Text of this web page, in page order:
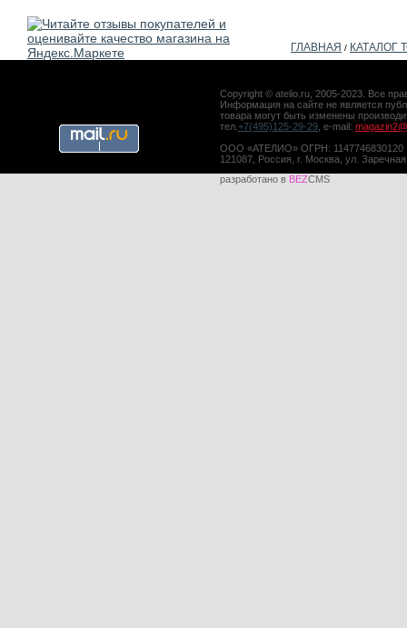
ГЛАВНАЯ / КАТАЛОГ
Copyright © atelio.ru, 2005-2023. Все
Информация на сайте не является
товара могут быть изменены
тел. +7(495)125-29-29 , e-mail:
ООО «АТЕЛИО» ОГРН: 1147746830120
121087, Россия, г. Москва, ул.
разработано в BEZCMS